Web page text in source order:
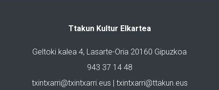
Ttakun Kultur Elkartea
Geltoki kalea 4, Lasarte-Oria 20160 Gipuzkoa
943 37 14 48
txintxarri@txintxarri.eus | txintxarri@ttakun.eus